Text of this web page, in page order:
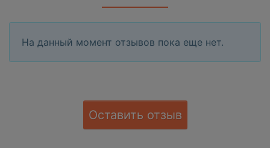
На данный момент отзывов пока еще нет.
Оставить отзыв